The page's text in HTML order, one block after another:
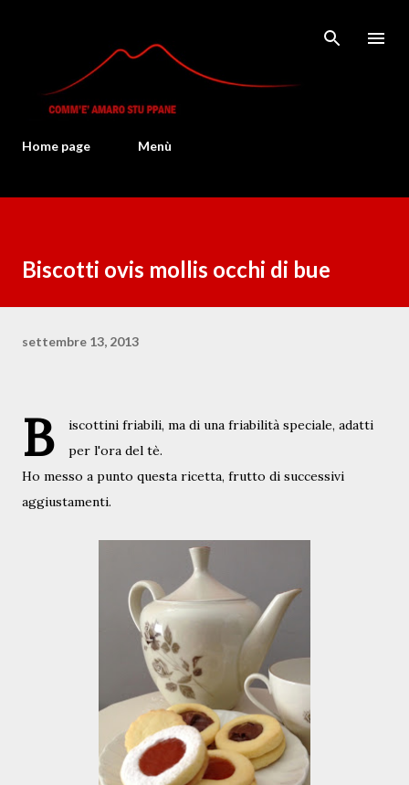
Home page Menù
Biscotti ovis mollis occhi di bue
settembre 13, 2013
B
iscottini friabili, ma di una friabilità speciale, adatti
per l'ora del tè.
Ho messo a punto questa ricetta, frutto di successivi
aggiustamenti.